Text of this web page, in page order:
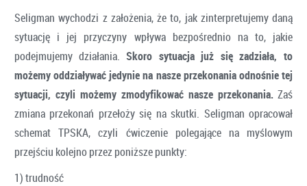
Seligman wychodzi z założenia, że to, jak zinterpretujemy daną
sytuację i jej przyczyny wpływa bezpośrednio na to, jakie
podejmujemy działania. Skoro sytuacja już się zadziała, to
możemy oddziaływać jedynie na nasze przekonania odnośnie tej
sytuacji, czyli możemy zmodyfikować nasze przekonania. Zaś
zmiana przekonań przełoży się na skutki. Seligman opracował
schemat TPSKA, czyli ćwiczenie polegające na myślowym
przejściu kolejno przez poniższe punkty:
1) trudność